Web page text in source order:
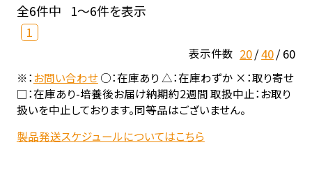
全6件中 1～6件を表示
1
表示件数 20 40 60
※：お問い合わせ○：在庫あり △：在庫わずか ×：取り寄せ
□：在庫あり-培養後お届け納期約2週間 取扱中止：お取り
扱いを中止しております。同等品はございません。
製品発送スケジュールについてはこちら